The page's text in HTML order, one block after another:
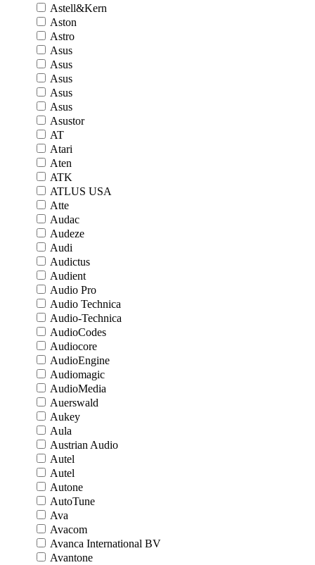
Astell&Kern
Aston
Astro
Asus
Asus
Asus
Asus
Asus
Asustor
AT
Atari
Aten
ATK
ATLUS USA
Atte
Audac
Audeze
Audi
Audictus
Audient
Audio Pro
Audio Technica
Audio-Technica
AudioCodes
Audiocore
AudioEngine
Audiomagic
AudioMedia
Auerswald
Aukey
Aula
Austrian Audio
Autel
Autel
Autone
AutoTune
Ava
Avacom
Avanca International BV
Avantone